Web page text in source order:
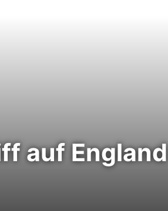
auf England